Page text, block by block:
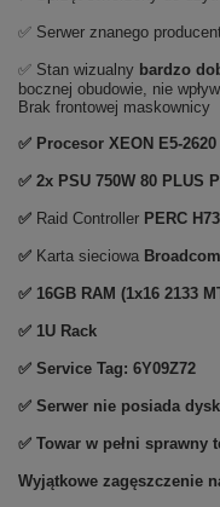
✅ Serwer znanego
✅ Stan wizualny bardzo
bocznej obudowie, nie
Brak frontowej maskownicy
✅ Procesor XEON E5-
✅ 2x PSU 750W 80 PLUS
✅ Raid Controller PERC
✅ Karta sieciowa
✅ 16GB RAM (1x16 2133
✅ 1U Rack
✅ Service Tag: 6Y09Z72
✅ Serwer nie posiada
✅ Towar w pełni sprawny
Wyjątkowe zagęszczenie